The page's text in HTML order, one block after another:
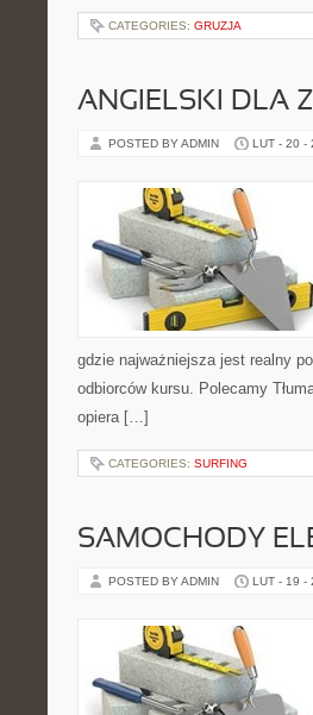
CATEGORIES: GRUZJA
ANGIELSKI DLA
POSTED BY ADMIN LUT - 20 -
gdzie najważniejsza jest realny
odbiorców kursu. Polecamy
opiera […]
CATEGORIES: SURFING
SAMOCHODY
POSTED BY ADMIN LUT - 19 -